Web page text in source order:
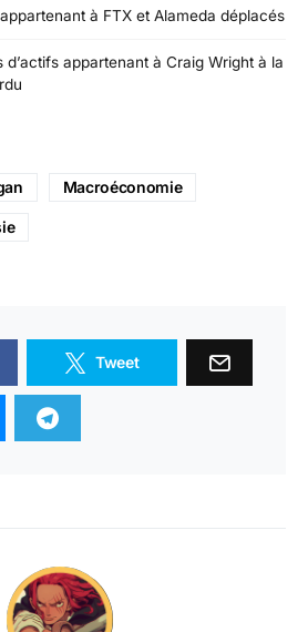
à FTX et Alameda déplacés
d’actifs appartenant à Craig Wright à la
Macroéconomie
Tweet